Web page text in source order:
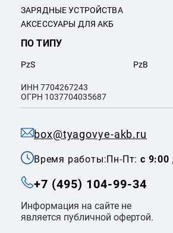
box@tyagovye-akb.ru
Время работы:Пн-Пт:с 9:00
+7 (495) 104-99-34
Информация на сайте не
является публичной офертой.
ПО ТИПУ
PzS PzB
ЗАРЯДНЫЕ УСТРОЙСТВА
АКСЕССУАРЫ ДЛЯ АКБ
ИНН 7704267243
ОГРН 1037704035687